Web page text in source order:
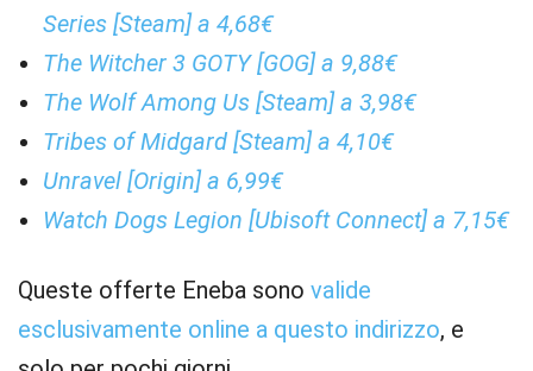
Series [Steam] a 4,68€
The Witcher 3 GOTY [GOG] a 9,88€
The Wolf Among Us [Steam] a 3,98€
Tribes of Midgard [Steam] a 4,10€
Unravel [Origin] a 6,99€
Watch Dogs Legion [Ubisoft Connect] a 7,15€
Queste offerte Eneba sono valide
esclusivamente online a questo indirizzo, e